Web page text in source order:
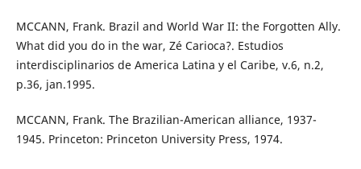
MCCANN, Frank. Brazil and World War II: the Forgotten Ally.
What did you do in the war, Zé Carioca?. Estudios
interdisciplinarios de America Latina y el Caribe, v.6, n.2,
p.36, jan.1995.
MCCANN, Frank. The Brazilian-American alliance, 1937-
1945. Princeton: Princeton University Press, 1974.